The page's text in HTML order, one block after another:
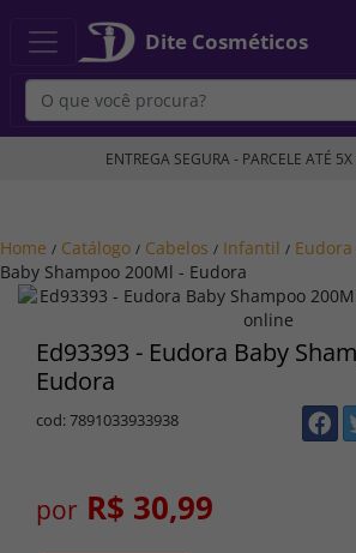
Dite Cosméticos
ENTREGA SEGURA - PARCELE ATÉ 5X
Home / Catálogo / Cabelos / Infantil / Eudora
Baby Shampoo 200Ml - Eudora
Ed93393 - Eudora Baby
Eudora
cod: 7891033933938
por R$ 30,99